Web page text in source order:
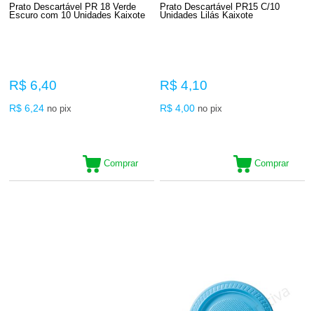
Prato Descartável PR 18 Verde
Escuro com 10 Unidades Kaixote
R$ 6,40
R$ 6,24 no pix
Comprar
Prato Descartável PR15 C/10
Unidades Lilás Kaixote
R$ 4,10
R$ 4,00 no pix
Comprar